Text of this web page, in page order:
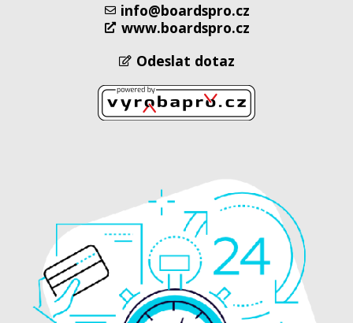
info@boardspro.cz
www.boardspro.cz
Odeslat dotaz